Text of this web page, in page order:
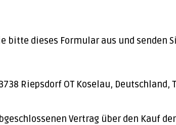
bitte dieses Formular aus und senden
Riepsdorf OT Koselau, Deutschland,
Vertrag über den Kauf